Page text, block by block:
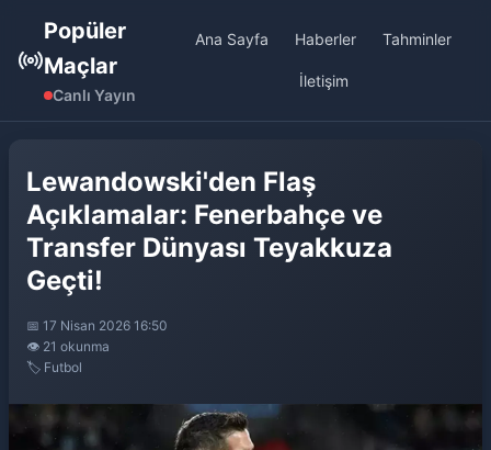
Popüler
Maçlar
Canlı Yayın
Ana Sayfa Haberler Tahminler
İletişim
Lewandowski'den Flaş
Açıklamalar: Fenerbahçe ve
Transfer Dünyası Teyakkuza
Geçti!
📅 17 Nisan 2026 16:50
👁️ 21 okunma
🏷️ Futbol